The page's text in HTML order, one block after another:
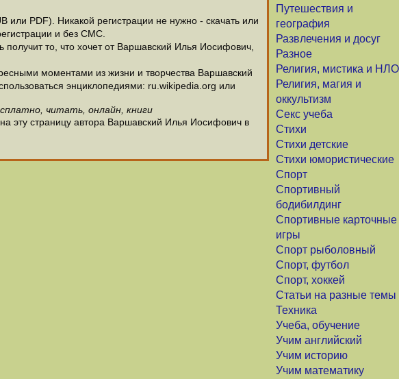
Путешествия и
география
Развлечения и досуг
Разное
Религия, мистика и НЛО
Религия, магия и
оккультизм
Секс учеба
Стихи
Стихи детские
Стихи юмористические
Спорт
Спортивный
бодибилдинг
Спортивные карточные
игры
Спорт рыболовный
Спорт, футбол
Спорт, хоккей
Статьи на разные темы
Техника
Учеба, обучение
Учим английский
Учим историю
Учим математику
PDF). Никакой регистрации не нужно - скачать или
и без СМС.
то, что хочет от Варшавский Илья Иосифович,
моментами из жизни и творчества Варшавский
энциклопедиями: ru.wikipedia.org или
читать, онлайн, книги
эту страницу автора Варшавский Илья Иосифович в